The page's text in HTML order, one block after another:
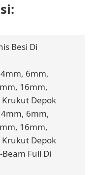
Besi Di
4mm, 6mm,
16mm,
Depok
4mm, 6mm,
16mm,
Depok
Full Di